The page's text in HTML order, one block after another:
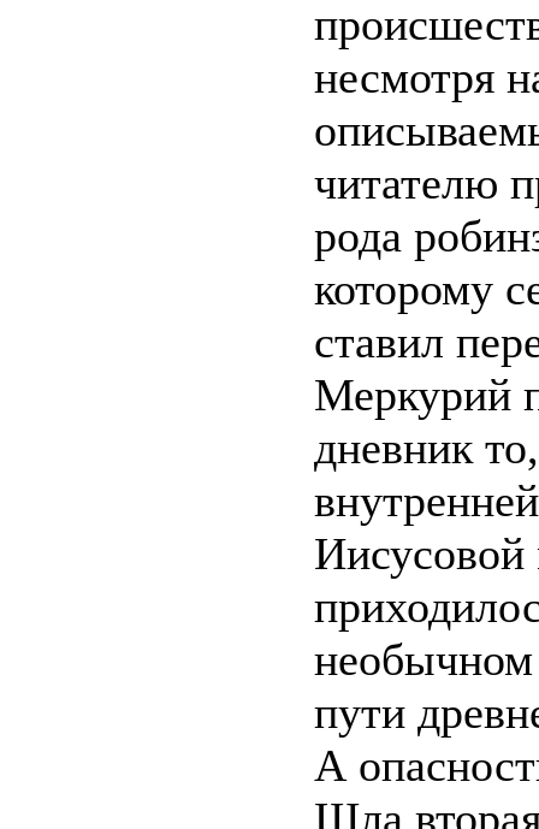
несмотря
читателю
рода
которому
ставил
Меркурий
дневник
Иисусовой
необычном
пути
А
Шла